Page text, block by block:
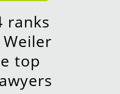
ranks
top